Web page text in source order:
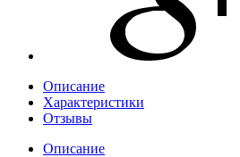
Описание
Характеристики
Отзывы
Описание